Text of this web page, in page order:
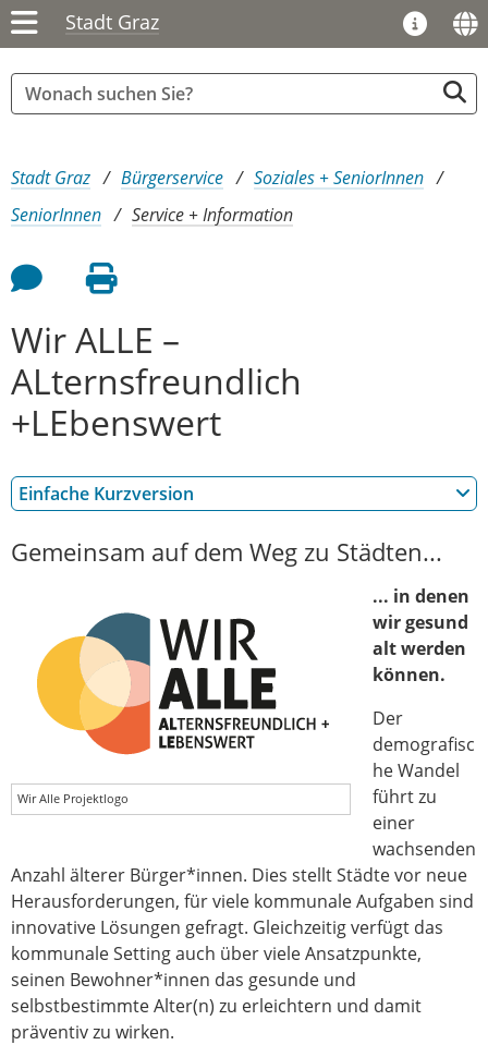
Stadt Graz
Sie sind hier:
Stadt Graz Bürgerservice
Soziales + SeniorInnen
SeniorInnen
Service + Information
Feedback an Autor
Seite drucken
Wir ALLE –
ALternsfreundlich
+LEbenswert
Einfache Kurzversion
Gemeinsam auf dem Weg zu Städten...
Wir Alle Projektlogo
... in denen
wir gesund
alt werden
können.
Der
demografisc
he Wandel
führt zu
einer
wachsenden
Anzahl älterer Bürger*innen. Dies stellt Städte vor neue
Herausforderungen, für viele kommunale Aufgaben sind
innovative Lösungen gefragt. Gleichzeitig verfügt das
kommunale Setting auch über viele Ansatzpunkte,
seinen Bewohner*innen das gesunde und
selbstbestimmte Alter(n) zu erleichtern und damit
präventiv zu wirken.